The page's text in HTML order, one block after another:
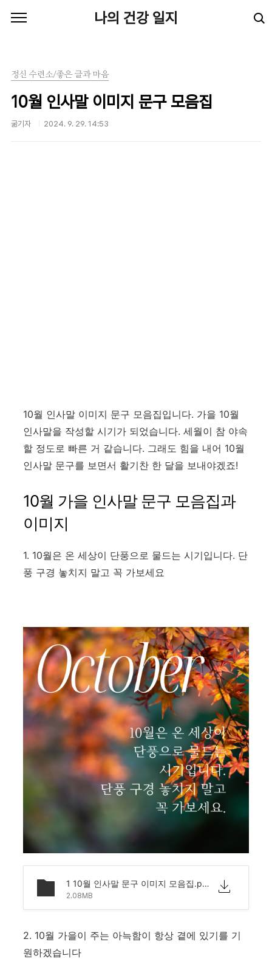
나의 건강 일지
정신 수련소/좋은 글과 마음
10월 인사말 이미지 문구 모음집
굶기자 2024. 9. 29. 14:53
10월 인사말 이미지 문구 모음집입니다. 가을 10월
인사말을 작성할 시기가 되었습니다. 세월이 참 야속
할 정도로 빠른 거 같습니다. 그래도 힘을 내어 10월
인사말 문구를 보면서 활기찬 한 달을 보내야겠죠!
10월 가을 인사말 문구 모음집과
이미지
1. 10월은 온 세상이 단풍으로 물드는 시기입니다. 단
풍 구경 놓치지 말고 꼭 가보세요
1 10월 인사말 문구 이미지 모음집.png
2.08MB
2. 10월 가을이 주는 아늑함이 항상 곁에 있기를 기
원하겠습니다